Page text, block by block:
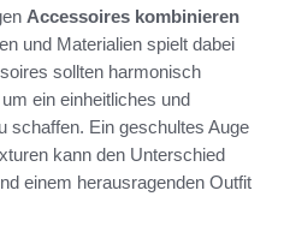
Accessoires kombinieren
und Materialien spielt dabei
sollten harmonisch
ein einheitliches und
schaffen. Ein geschultes Auge
kann den Unterschied
einem herausragenden Outfit